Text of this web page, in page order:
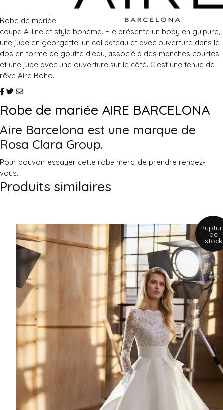
Robe de mariée
coupe A-line et style bohème. Elle présente un body en guipure,
une jupe en georgette, un col bateau et avec ouverture dans le
dos en forme de goutte d’eau, associé à des manches courtes
et une jupe avec une ouverture sur le côté. C’est une tenue de
rêve Aire Boho.
Robe de mariée AIRE BARCELONA
Aire Barcelona est une marque de
Rosa Clara Group.
Pour pouvoir essayer cette robe merci de prendre rendez-
vous.
Produits similaires
de
stock